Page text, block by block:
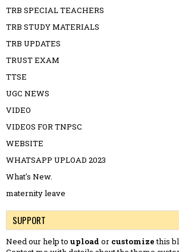
TRB SPECIAL TEACHERS
TRB STUDY MATERIALS
TRB UPDATES
TRUST EXAM
TTSE
UGC NEWS
VIDEO
VIDEOS FOR TNPSC
WEBSITE
WHATSAPP UPLOAD 2023
What's New.
maternity leave
SUPPORT
Need our help to upload or customizethis